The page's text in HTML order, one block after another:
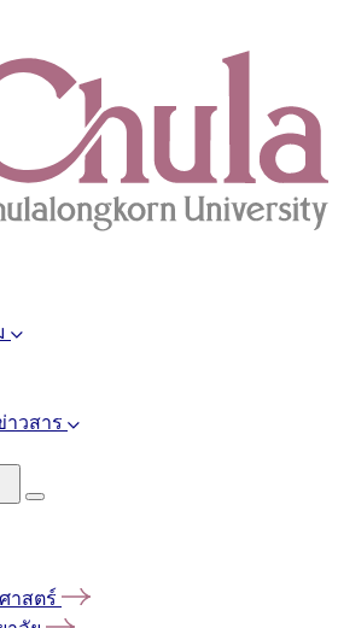
าวสาร
าสตร์